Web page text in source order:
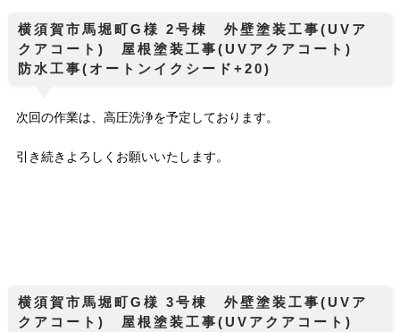
横須賀市馬堀町G様 2号棟 外壁塗装工事(UVア
クアコート) 屋根塗装工事(UVアクアコート)
防水工事(オートンイクシード+20)
次回の作業は、高圧洗浄を予定しております。
引き続きよろしくお願いいたします。
横須賀市馬堀町G様 3号棟 外壁塗装工事(UVア
クアコート) 屋根塗装工事(UVアクアコート)